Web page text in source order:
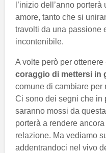
l’inizio dell’anno
amore, tanto che si
travolti da una passione
incontenibile.
A volte però per
coraggio di mettersi in
comune di cambiare per
Ci sono dei segni che in
saranno mossi da
porterà a rendere
relazione. Ma vediamo
addentrandoci nel vivo